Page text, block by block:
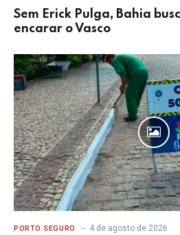
Sem Erick Pulga, Bahia
encarar o Vasco
PORTO SEGURO 4 de agosto de 2026